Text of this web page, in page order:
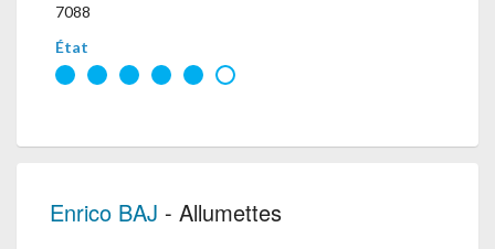
7088
État
Enrico BAJ - Allumettes